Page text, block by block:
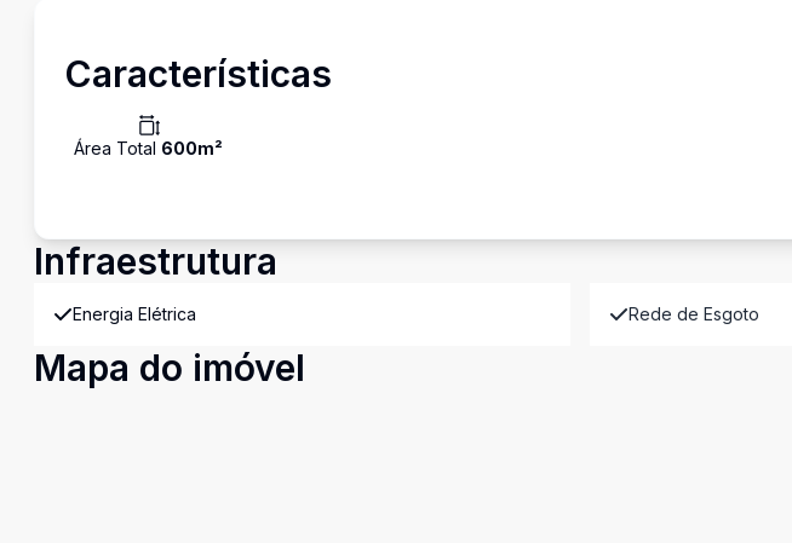
Características
Área Total 600m²
Infraestrutura
Energia Elétrica Rede de Esgoto
Mapa do imóvel